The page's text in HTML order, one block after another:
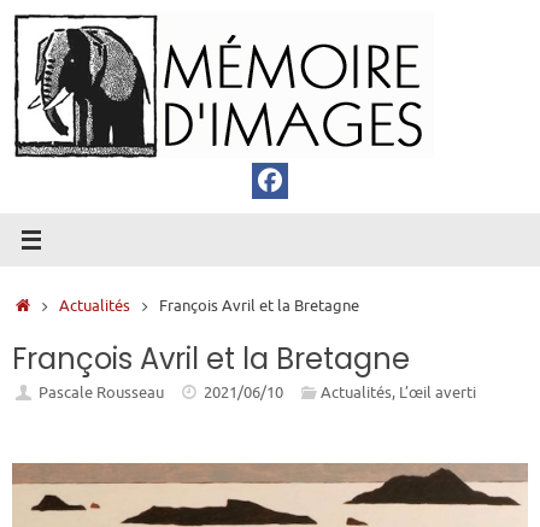
Passer
au
contenu
Accueil
Actualités François Avril et la Bretagne
François Avril et la Bretagne
Pascale Rousseau 2021/06/10 Actualités, L’œil averti